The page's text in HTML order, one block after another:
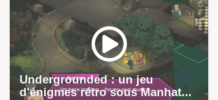
Undergrounded : un jeu
d'énigmes rétro sous Manhat...